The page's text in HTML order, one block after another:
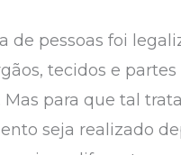
pessoas foi
tecidos e
para que tal
seja realizado